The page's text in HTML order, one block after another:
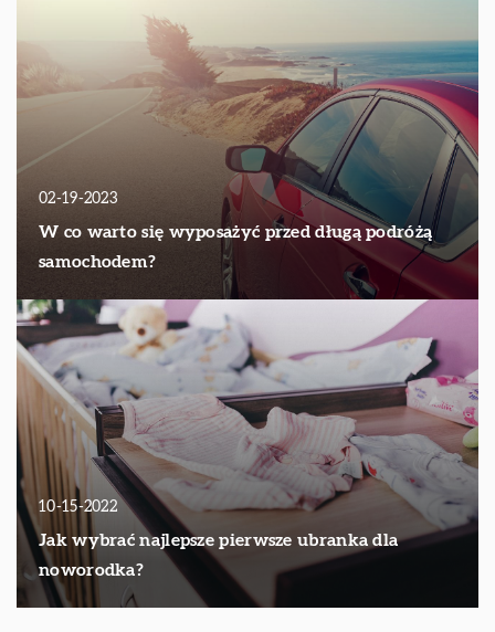
02-19-2023
W co warto się wyposażyć przed długą podróżą
samochodem?
10-15-2022
Jak wybrać najlepsze pierwsze ubranka dla
noworodka?